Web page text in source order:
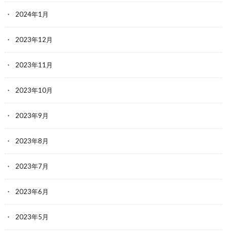
2024年1月
2023年12月
2023年11月
2023年10月
2023年9月
2023年8月
2023年7月
2023年6月
2023年5月